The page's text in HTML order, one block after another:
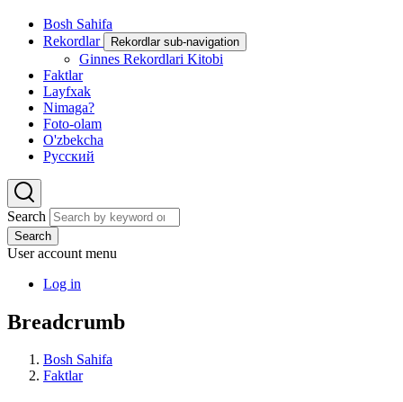
Bosh Sahifa
Rekordlar
Rekordlar sub-navigation
Ginnes Rekordlari Kitobi
Faktlar
Layfxak
Nimaga?
Foto-olam
O'zbekcha
Русский
Search
Search
User account menu
Log in
Breadcrumb
Bosh Sahifa
Faktlar